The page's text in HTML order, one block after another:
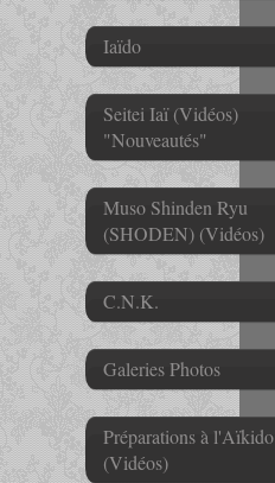
Iaïdo
Seitei Iaï (Vidéos)
"Nouveautés"
Muso Shinden Ryu
(SHODEN) (Vidéos)
C.N.K.
Galeries Photos
Préparations à l'Aïkido
(Vidéos)